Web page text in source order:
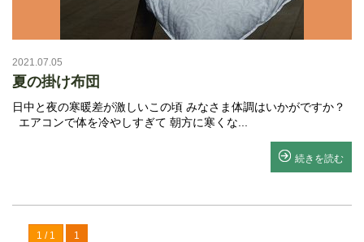
2021.07.05
夏の掛け布団
日中と夜の寒暖差が激しいこの頃 みなさま体調はいかがですか？
エアコンで体を冷やしすぎて 朝方に寒くな...
続きを読む
1 / 1 1